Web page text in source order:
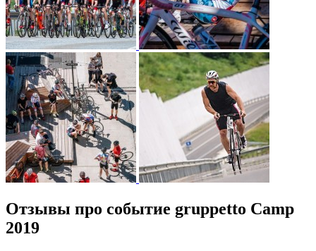
Отзывы про событие gruppetto Camp
2019